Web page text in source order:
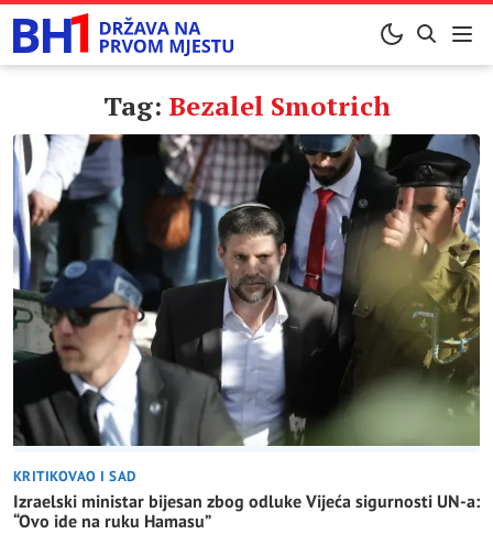
Tag: Bezalel Smotrich
KRITIKOVAO I SAD
Izraelski ministar bijesan zbog odluke Vijeća sigurnosti UN-a:
“Ovo ide na ruku Hamasu”